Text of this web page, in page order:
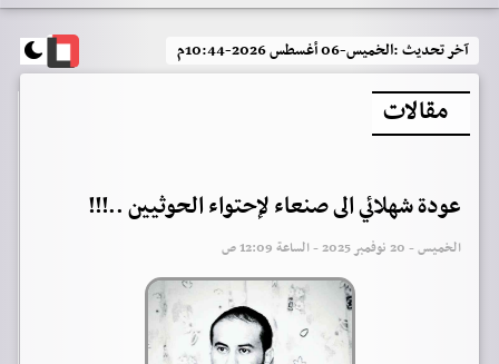
آخر تحديث :الخميس-06 أغسطس 2026-10:44م
مقالات
عودة شهلائي الى صنعاء لإحتواء الحوثيين ..!!!
الخميس - 20 نوفمبر 2025 - الساعة 12:09 ص